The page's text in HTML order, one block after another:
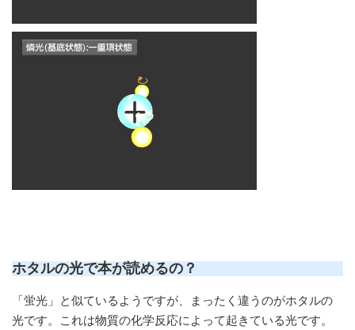
ホタルの光で本が読めるの？
「蛍光」と似ているようですが、まったく違うのがホタルの
光です。これは物質の化学反応によって起きている光です。